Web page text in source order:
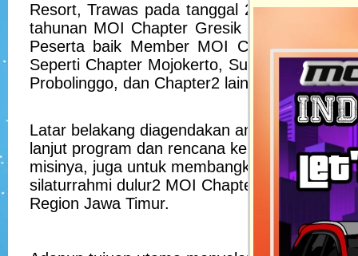
Resort, Trawas pada tanggal 2 hingga 3
tahunan MOI Chapter Gresik ini dihadiri
Peserta baik Member MOI Chapter Gresik
Seperti Chapter Mojokerto, Surabaya,
Probolinggo, dan Chapter2 lain di Region Di
Latar belakang diagendakan anniversary ini,
lanjut program dan rencana kerja serta demi
misinya, juga untuk membangkitkan dan
silaturrahmi dulur2 MOI Chapter Gresik dan
Region Jawa Timur.